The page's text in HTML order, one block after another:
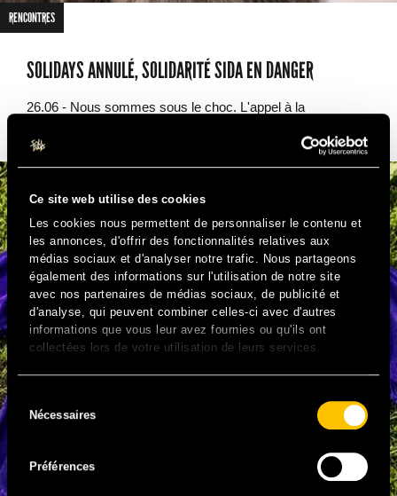
Ce site web utilise des cookies
Les cookies nous permettent de personnaliser le contenu et
les annonces, d'offrir des fonctionnalités relatives aux
médias sociaux et d'analyser notre trafic. Nous partageons
également des informations sur l'utilisation de notre site
avec nos partenaires de médias sociaux, de publicité et
d'analyse, qui peuvent combiner celles-ci avec d'autres
informations que vous leur avez fournies ou qu'ils ont
collectées lors de votre utilisation de leurs services.
duNécessaires
Préférences
RENCONTRES
SOLIDAYS ANNULÉ, SOLIDARITÉ SIDA EN DANGER
26.06 - Nous sommes sous le choc. L'appel à la